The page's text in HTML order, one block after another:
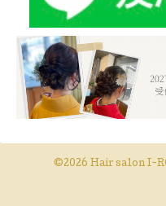
©2026 Hair salon I-